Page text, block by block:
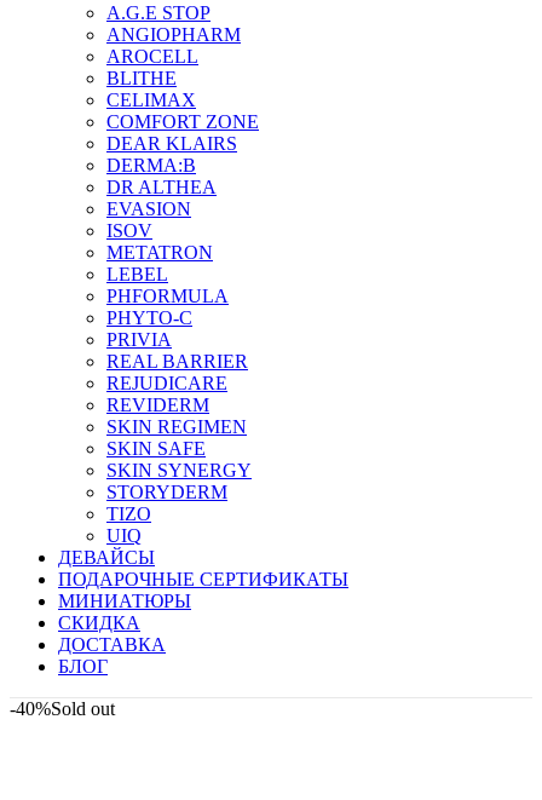
A.G.E STOP
ANGIOPHARM
AROCELL
BLITHE
CELIMAX
COMFORT ZONE
DEAR KLAIRS
DERMA:B
DR ALTHEA
EVASION
ISOV
METATRON
LEBEL
PHFORMULA
PHYTO-C
PRIVIA
REAL BARRIER
REJUDICARE
REVIDERM
SKIN REGIMEN
SKIN SAFE
SKIN SYNERGY
STORYDERM
TIZO
UIQ
ДЕВАЙСЫ
ПОДАРОЧНЫЕ СЕРТИФИКАТЫ
МИНИАТЮРЫ
СКИДКА
ДОСТАВКА
БЛОГ
-40%Sold out